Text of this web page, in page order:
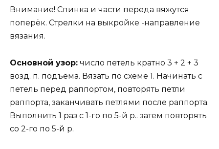
Внимание! Спинка и части переда вяжутся
поперёк. Стрелки на выкройке -направление
вязания.
Основной узор: число петель кратно 3 + 2 + 3
возд. п. подъёма. Вязать по схеме 1. Начинать с
петель перед раппортом, повторять петли
раппорта, заканчивать петлями после раппорта.
Выполнить 1 раз с 1-го по 5-й р.. затем повторять
со 2-го по 5-й р.